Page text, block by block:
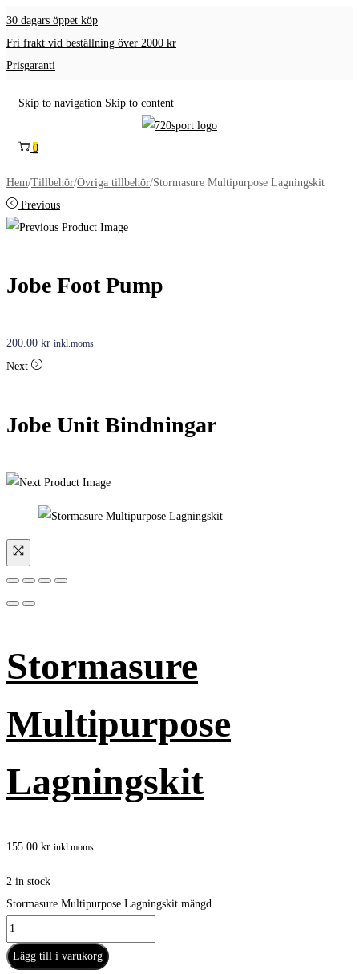
30 dagars öppet köp
Fri frakt vid beställning över 2000 kr
Prisgaranti
Skip to navigation Skip to content
0
Hem/Tillbehör/Övriga tillbehör/Stormasure Multipurpose Lagningskit
Previous
Jobe Foot Pump
200.00 kr inkl.moms
Next
Jobe Unit Bindningar
Stormasure
Multipurpose
Lagningskit
155.00 kr inkl.moms
2 in stock
Stormasure Multipurpose Lagningskit mängd
Lägg till i varukorg